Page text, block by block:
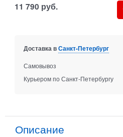
11 790 руб.
Доставка вСанкт-Петербург
Самовывоз
Курьером по Санкт-Петербургу
Описание